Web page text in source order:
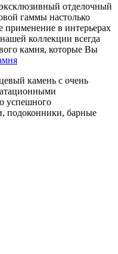
отделочный
гаммы настолько
применение в интерьерах
коллекции всегда
камня, которые Вы
камень с очень
успешного
подоконники, барные